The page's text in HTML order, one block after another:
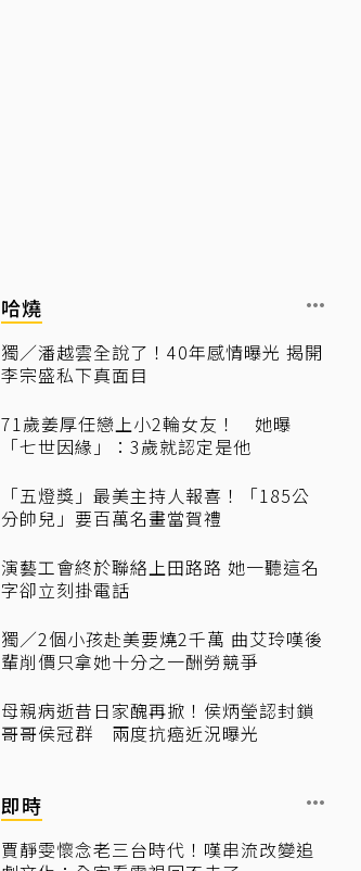
哈燒
獨／潘越雲全說了！40年感情曝光 揭開
李宗盛私下真面目
71歲姜厚任戀上小2輪女友！ 她曝
「七世因緣」：3歲就認定是他
「五燈獎」最美主持人報喜！「185公
分帥兒」要百萬名畫當賀禮
演藝工會終於聯絡上田路路 她一聽這名
字卻立刻掛電話
獨／2個小孩赴美要燒2千萬 曲艾玲嘆後
輩削價只拿她十分之一酬勞競爭
母親病逝昔日家醜再掀！侯炳瑩認封鎖
哥哥侯冠群 兩度抗癌近況曝光
即時
賈靜雯懷念老三台時代！嘆串流改變追